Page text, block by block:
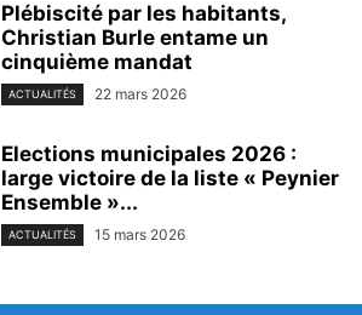
Plébiscité par les habitants,
Christian Burle entame un
cinquième mandat
ACTUALITÉS 22 mars 2026
Elections municipales 2026 :
large victoire de la liste « Peynier
Ensemble »...
ACTUALITÉS 15 mars 2026